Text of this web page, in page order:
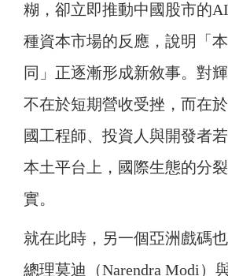
糊，卻立即推動中國股市的
種資本市場的反應，說明「
同」正逐漸形成新敘事。對
不在於短期營收受挫，而在
國工程師、投資人與開發者
本土平台上，國際生態的分
實。
就在此時，另一個亞洲戲碼
總理莫迪（Narendra Modi）